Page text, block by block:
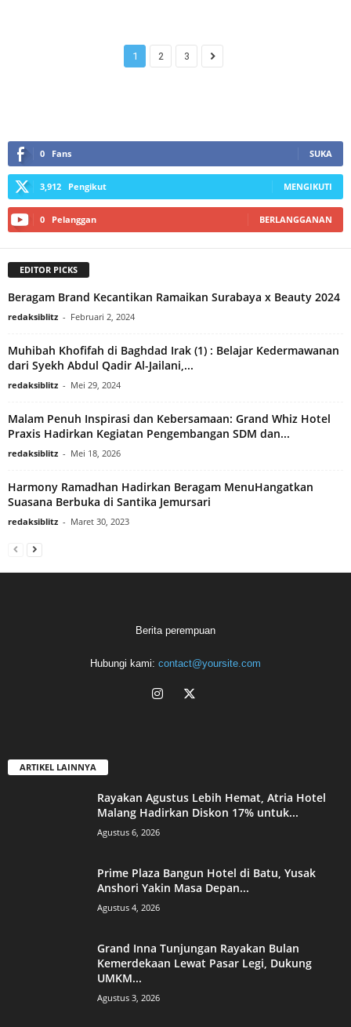
1 2 3
0 Fans SUKA
3,912 Pengikut MENGIKUTI
0 Pelanggan BERLANGGANAN
EDITOR PICKS
Beragam Brand Kecantikan Ramaikan Surabaya x Beauty 2024
redaksiblitz - Februari 2, 2024
Muhibah Khofifah di Baghdad Irak (1) : Belajar Kedermawanan
dari Syekh Abdul Qadir Al-Jailani,...
redaksiblitz - Mei 29, 2024
Malam Penuh Inspirasi dan Kebersamaan: Grand Whiz Hotel
Praxis Hadirkan Kegiatan Pengembangan SDM dan...
redaksiblitz - Mei 18, 2026
Harmony Ramadhan Hadirkan Beragam MenuHangatkan
Suasana Berbuka di Santika Jemursari
redaksiblitz - Maret 30, 2023
Berita perempuan
Hubungi kami: contact@yoursite.com
ARTIKEL LAINNYA
Rayakan Agustus Lebih Hemat, Atria Hotel
Malang Hadirkan Diskon 17% untuk...
Agustus 6, 2026
Prime Plaza Bangun Hotel di Batu, Yusak
Anshori Yakin Masa Depan...
Agustus 4, 2026
Grand Inna Tunjungan Rayakan Bulan
Kemerdekaan Lewat Pasar Legi, Dukung
UMKM...
Agustus 3, 2026